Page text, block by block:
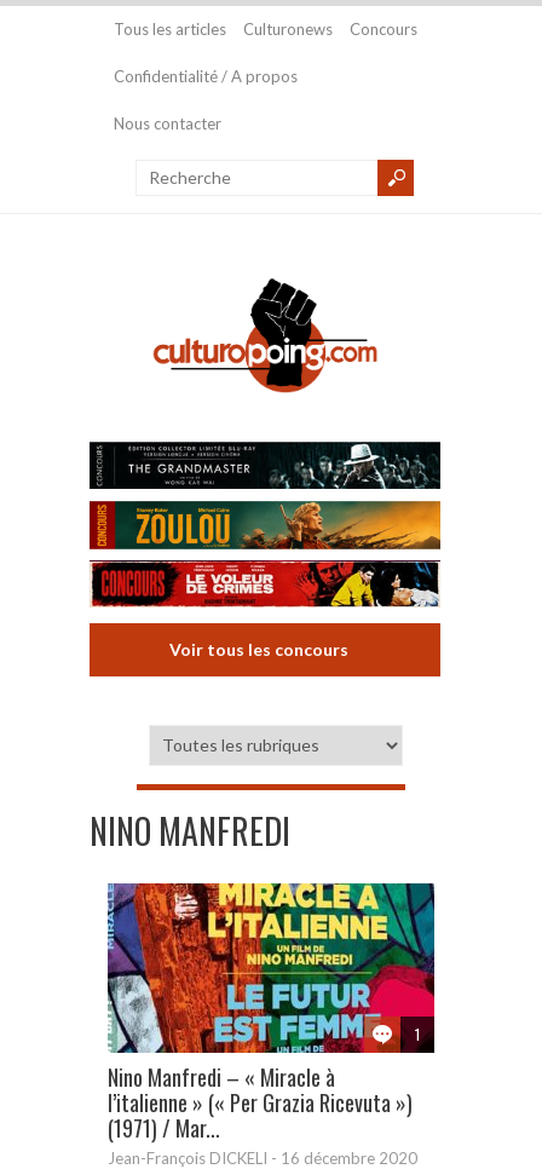
Tous les articles Culturonews Concours
Confidentialité / A propos
Nous contacter
Voir tous les concours
NINO MANFREDI
1
Nino Manfredi – « Miracle à
l’italienne » (« Per Grazia Ricevuta »)
(1971) / Mar...
Jean-François DICKELI - 16 décembre 2020